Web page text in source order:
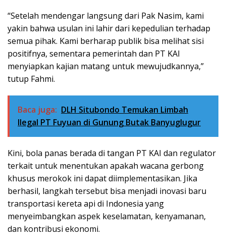
“Setelah mendengar langsung dari Pak Nasim, kami
yakin bahwa usulan ini lahir dari kepedulian terhadap
semua pihak. Kami berharap publik bisa melihat sisi
positifnya, sementara pemerintah dan PT KAI
menyiapkan kajian matang untuk mewujudkannya,”
tutup Fahmi.
Baca juga: DLH Situbondo Temukan Limbah
Ilegal PT Fuyuan di Gunung Butak Banyuglugur
Kini, bola panas berada di tangan PT KAI dan regulator
terkait untuk menentukan apakah wacana gerbong
khusus merokok ini dapat diimplementasikan. Jika
berhasil, langkah tersebut bisa menjadi inovasi baru
transportasi kereta api di Indonesia yang
menyeimbangkan aspek keselamatan, kenyamanan,
dan kontribusi ekonomi.